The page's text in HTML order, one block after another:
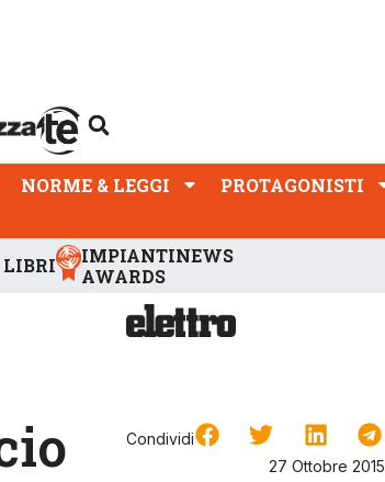
NORME & LEGGI PROTAGONISTI
LIBRI
IMPIANTINEWS
AWARDS
Condividi
27 Ottobre 2015